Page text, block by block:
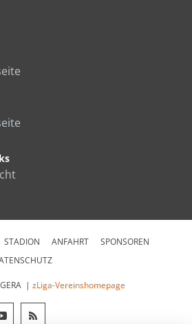
STADION ANFAHRT
SPONSOREN
| zLiga-Vereinshomepage